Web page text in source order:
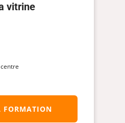
vitrine
FORMATION